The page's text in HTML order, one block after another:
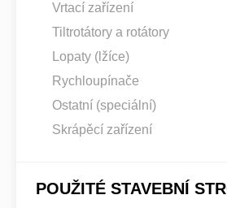
Vrtací zařízení
Tiltrotátory a rotátory
Lopaty (lžíce)
Rychloupínače
Ostatní (speciální)
Skrápěcí zařízení
POUŽITÉ STAVEBNÍ